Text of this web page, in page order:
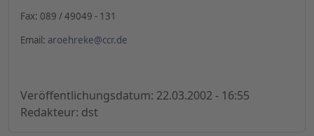
Fax: 089 / 49049 - 131
Email: aroehreke@ccr.de
Veröffentlichungsdatum: 22.03.2002 - 16:55
Redakteur: dst